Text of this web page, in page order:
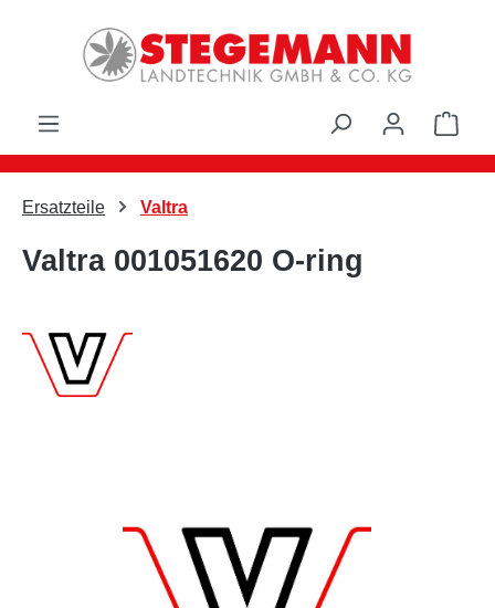
Zum Hauptinhalt springen
Ersatzteile Valtra
Valtra 001051620 O-ring